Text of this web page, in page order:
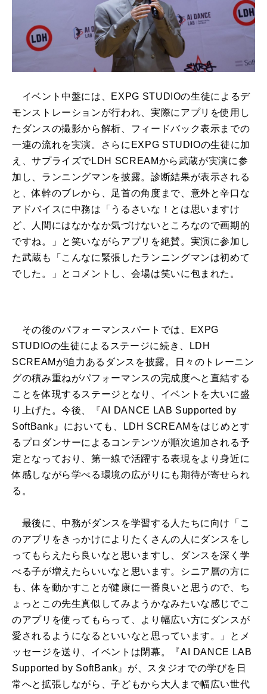
イベント中盤には、EXPG STUDIOの生徒によるデ
モンストレーションが行われ、実際にアプリを使用し
たダンスの撮影から解析、フィードバック表示までの
一連の流れを実演。さらにEXPG STUDIOの生徒に加
え、サプライズでLDH SCREAMから武蔵が実演に参
加し、ランニングマンを披露。診断結果が表示される
と、体幹のブレから、足首の角度まで、意外と辛口な
アドバイスに中務は「うるさいな！とは思いますけ
ど、人間にはなかなか気づけないところなので画期的
ですね。」と笑いながらアプリを絶賛。実演に参加し
た武蔵も「こんなに緊張したランニングマンは初めて
でした。」とコメントし、会場は笑いに包まれた。
その後のパフォーマンスパートでは、EXPG
STUDIOの生徒によるステージに続き、LDH
SCREAMが迫力あるダンスを披露。日々のトレーニン
グの積み重ねがパフォーマンスの完成度へと直結する
ことを体現するステージとなり、イベントを大いに盛
り上げた。今後、『AI DANCE LAB Supported by
SoftBank』においても、LDH SCREAMをはじめとす
るプロダンサーによるコンテンツが順次追加される予
定となっており、第一線で活躍する表現をより身近に
体感しながら学べる環境の広がりにも期待が寄せられ
る。
最後に、中務がダンスを学習する人たちに向け「こ
のアプリをきっかけによりたくさんの人にダンスをし
ってもらえたら良いなと思いますし、ダンスを深く学
べる子が増えたらいいなと思います。シニア層の方に
も、体を動かすことが健康に一番良いと思うので、ち
ょっとこの先生真似してみようかなみたいな感じでこ
のアプリを使ってもらって、より幅広い方にダンスが
愛されるようになるといいなと思っています。」とメ
ッセージを送り、イベントは閉幕。『AI DANCE LAB
Supported by SoftBank』が、スタジオでの学びを日
常へと拡張しながら、子どもから大人まで幅広い世代